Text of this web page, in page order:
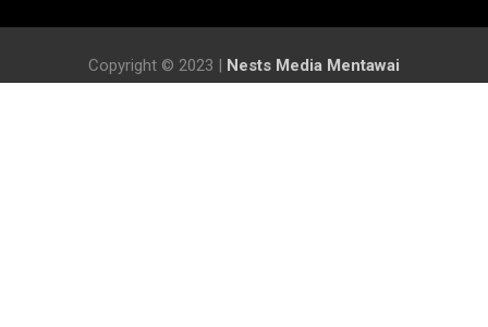
Copyright © 2023 | Nests Media Mentawai